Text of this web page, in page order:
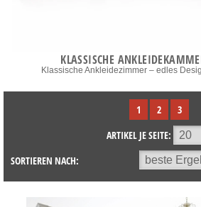
KLASSISCHE
Klassische Ankleidezimmer – edles
1 2
3
ARTIKEL JE SEITE:
SORTIEREN NACH: